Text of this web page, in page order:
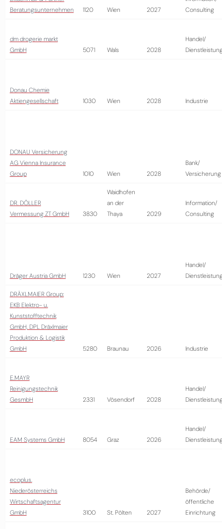
Beratungsunternehmen
1120 Wien 2027
Consulting
dm drogerie markt
GmbH
5071 Wals 2028
Handel/
Donau Chemie
Aktiengesellschaft
1030 Wien 2028 Industrie
DONAU Versicherung
AG Vienna Insurance
Group
1010 Wien 2028
Bank/
Versicherung
DR. DÖLLER
Vermessung ZT GmbH
3830
Waidhofen
an der
Thaya
2029
Information/
Consulting
Dräger Austria GmbH 1230 Wien 2027
Handel/
DRÄXLMAIER Group:
EKB Elektro- u.
Kunststofftechnik
GmbH, DPL Dräxlmaier
Produktion & Logistik
GmbH
5280 Braunau 2026 Industrie
E.MAYR
Reinigungstechnik
GesmbH
2331 Vösendorf 2028
Handel/
EAM Systems GmbH 8054 Graz 2026
Handel/
ecoplus.
Niederösterreichs
Wirtschaftsagentur
GmbH
3100 St. Pölten 2027
Behörde/
öffentliche
Einrichtung